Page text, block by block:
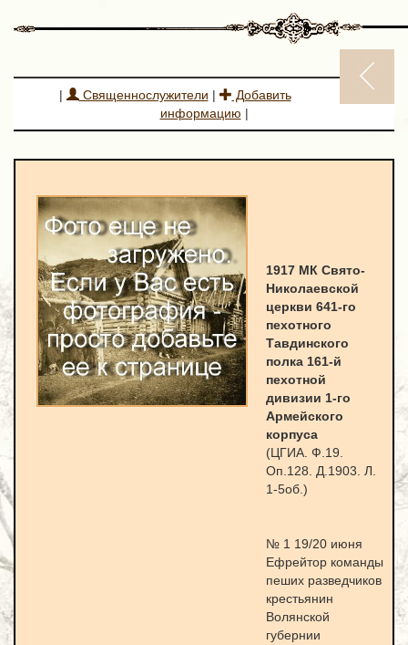
| Священнослужители |
Добавить
информацию |
1917 МК Свято-
Николаевской
церкви 641-го
пехотного
Тавдинского
полка 161-й
пехотной
дивизии 1-го
Армейского
корпуса
(ЦГИА. Ф.19.
Оп.128. Д.1903. Л.
1-5об.)
№ 1 19/20 июня
Ефрейтор команды
пеших разведчиков
крестьянин
Волянской
губернии